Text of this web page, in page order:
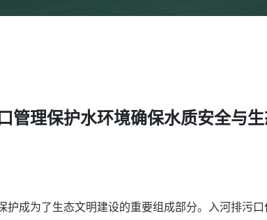
管理保护水环境确保水质安全与
护成为了生态文明建设的重要组成部分。入河排污